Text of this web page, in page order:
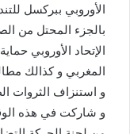
a
n
الأوروبي ببركسل
بالجزء المحتل من
الإتحاد الأوروبي
المغربي و كذالك
و استنزاف الثروات
و شاركت في هذه